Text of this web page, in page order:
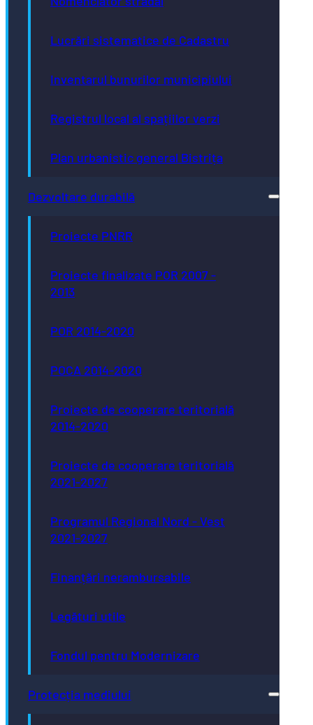
Lucrări sistematice de Cadastru
Inventarul bunurilor municipiului
Registrul local al spațiilor verzi
Plan urbanistic general Bistrița
Dezvoltare durabilă
Proiecte PNRR
Proiecte finalizate POR 2007 -
2013
POR 2014-2020
POCA 2014-2020
Proiecte de cooperare teritorială
2014-2020
Proiecte de cooperare teritorială
2021-2027
Programul Regional Nord - Vest
2021-2027
Finanțări nerambursabile
Legături utile
Fondul pentru Modernizare
Protecția mediului